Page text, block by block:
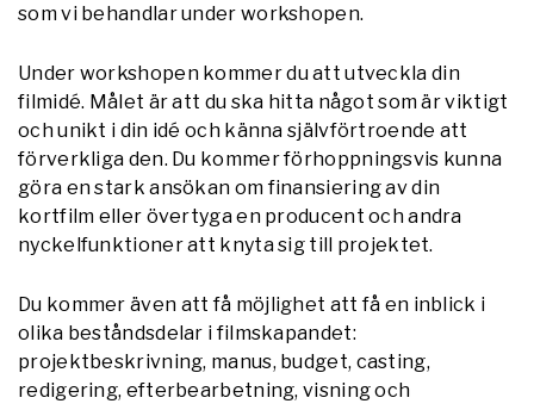
som vi behandlar under workshopen.
Under workshopen kommer du att utveckla din
filmidé. Målet är att du ska hitta något som är viktigt
och unikt i din idé och känna självförtroende att
förverkliga den. Du kommer förhoppningsvis kunna
göra en stark ansökan om finansiering av din
kortfilm eller övertyga en producent och andra
nyckelfunktioner att knyta sig till projektet.
Du kommer även att få möjlighet att få en inblick i
olika beståndsdelar i filmskapandet:
projektbeskrivning, manus, budget, casting,
redigering, efterbearbetning, visning och